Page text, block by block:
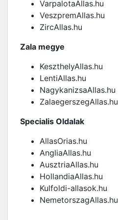
VarpalotaAllas.hu
VeszpremAllas.hu
ZircAllas.hu
Zala megye
KeszthelyAllas.hu
LentiAllas.hu
NagykanizsaAllas.hu
ZalaegerszegAllas.hu
Specialis Oldalak
AllasOrias.hu
AngliaAllas.hu
AusztriaAllas.hu
HollandiaAllas.hu
Kulfoldi-allasok.hu
NemetorszagAllas.hu